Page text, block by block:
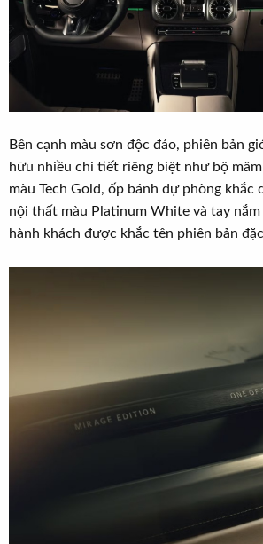
Bên cạnh màu sơn độc đáo, phiên bản
hữu nhiều chi tiết riêng biệt như bộ
màu Tech Gold, ốp bánh dự phòng khắc
nội thất màu Platinum White và tay
hành khách được khắc tên phiên bản